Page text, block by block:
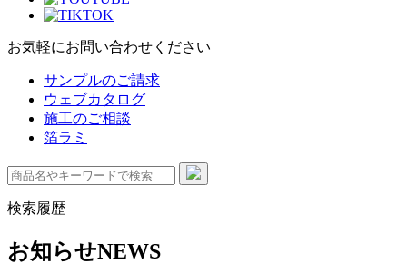
お気軽にお問い合わせください
サンプルのご請求
ウェブカタログ
施工のご相談
箔ラミ
検索履歴
お知らせNEWS